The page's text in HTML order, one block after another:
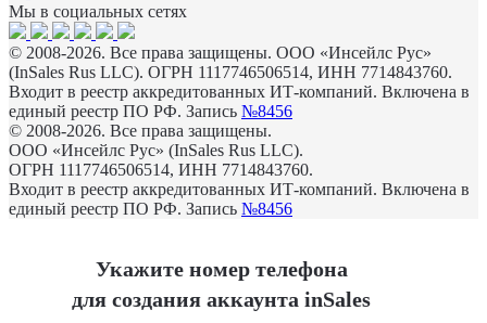
Мы в социальных сетях
© 2008-2026. Все права защищены. ООО «Инсейлс Рус»
(InSales Rus LLC). ОГРН 1117746506514, ИНН 7714843760.
Входит в реестр аккредитованных ИТ-компаний. Включена в
единый реестр ПО РФ. Запись №8456
© 2008-2026. Все права защищены.
ООО «Инсейлс Рус» (InSales Rus LLC).
ОГРН 1117746506514, ИНН 7714843760.
Входит в реестр аккредитованных ИТ-компаний. Включена в
единый реестр ПО РФ. Запись №8456
Укажите номер телефона
для создания аккаунта inSales